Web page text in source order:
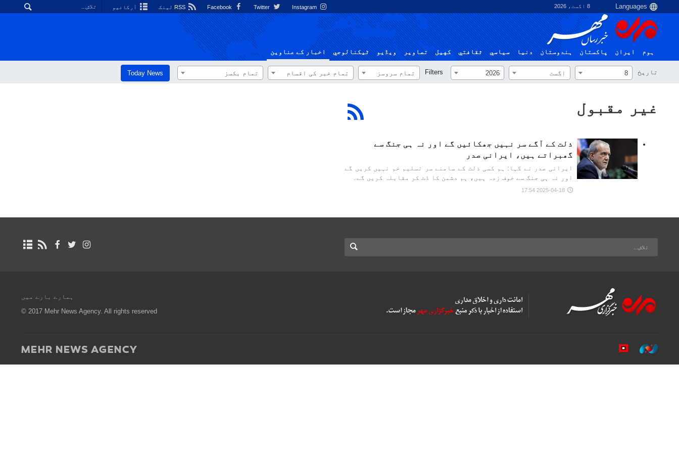
8 اگست، 2026 Instagram آرکائیو
ہوم ایران پاکستان ہندوستان دنیا سياسي ثقافتي کهيل تصاوير ویڈیو ٹيكنالوجي اخبار کے عناوین
تاریخ 8 اگست 2026
Filters تمام سروسز تمام خبر کی اقسام تمام بکسز Today News
غیر مقبول
ذلت کے آگے سر نہیں جھکائیں گے اور نہ ہی جنگ سے
گھبراتے ہیں، ایرانی صدر
ایرانی صدر نے کہا: ہم کسی ذلت کے سامنے سر تسلیم خم نہیں کریں گے
اور نہ ہی جنگ سے خوف زدہ ہیں، ہم دشمن کا ڈٹ کر مقابلہ کریں گے۔
2025-04-18 17:54
ہمارے بارے میں
© 2017 Mehr News Agency. All rights reserved